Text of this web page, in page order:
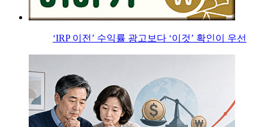
‘IRP 이전’ 수익률 광고보다 ‘이것’ 확인이 우선